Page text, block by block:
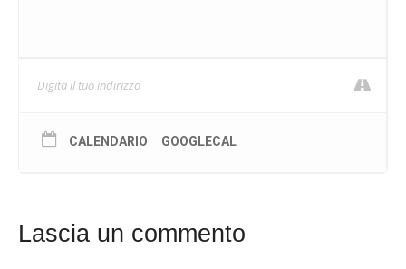
CALENDARIO GOOGLECAL
Lascia un commento